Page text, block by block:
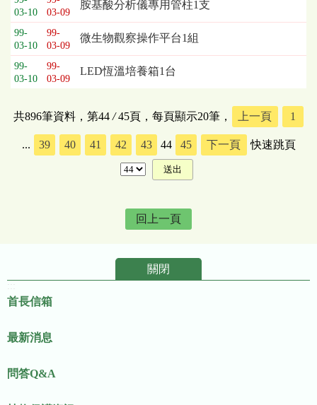
03-10
03-09
胺基酸分析儀專用管柱1支
99-
03-10
99-
03-09
微生物觀察操作平台1組
99-
03-10
99-
03-09
LED恆溫培養箱1台
共896筆資料，第44/45頁，每頁顯示20筆， 上一頁 1
... 39 40 41 42 43 44 45 下一頁 快速跳頁
回上一頁
關閉
首長信箱
最新消息
問答Q&A